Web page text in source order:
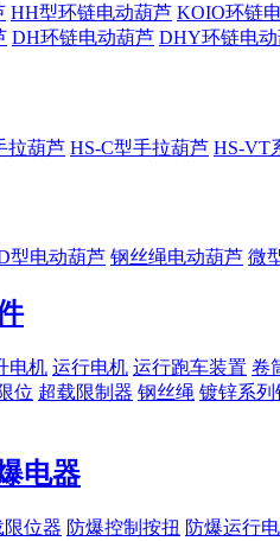
HH型环链电动葫芦 KOIO环链
DH环链电动葫芦 DHY环链电
拉葫芦 HS-C型手拉葫芦 HS-VT
型电动葫芦 钢丝绳电动葫芦 微
电机 运行电机 运行跑车装置 卷
位 超载限制器 钢丝绳 镀锌系列
电器
限位器 防爆控制按扭 防爆运行